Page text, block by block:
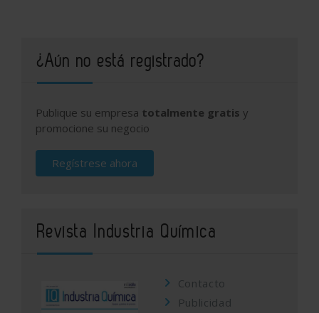
¿Aún no está registrado?
Publique su empresa totalmente gratis y
promocione su negocio
Regístrese ahora
Revista Industria Química
Contacto
Publicidad